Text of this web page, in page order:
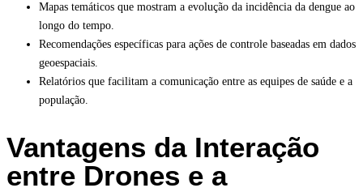
Mapas temáticos que mostram a evolução da incidência da dengue ao
longo do tempo.
Recomendações específicas para ações de controle baseadas em dados
geoespaciais.
Relatórios que facilitam a comunicação entre as equipes de saúde e a
população.
Vantagens da Interação
entre Drones e a